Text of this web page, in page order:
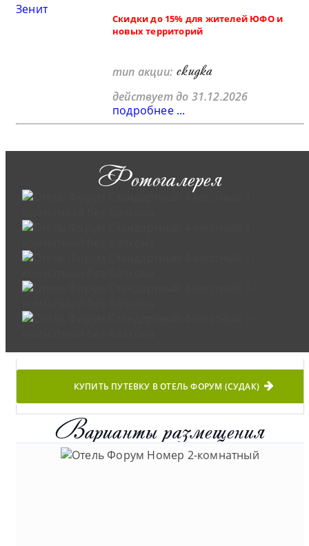
Скидки до 15% для жителей ЮФО и
новых территорий
тип акции: скидка
действует до 31.12.2026
подробнее ...
Фотогалерея
КУПИТЬ ПУТЕВКУ В ОТЕЛЬ ФОРУМ (СУДАК)
Варианты размещения